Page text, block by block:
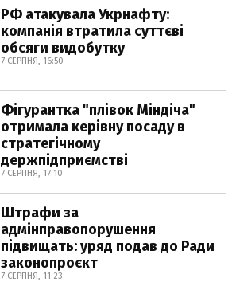
РФ атакувала Укрнафту:
компанія втратила суттєві
обсяги видобутку
7 СЕРПНЯ, 16:50
Фігурантка "плівок Міндіча"
отримала керівну посаду в
стратегічному
держпідприємстві
7 СЕРПНЯ, 17:10
Штрафи за
адмінправопорушення
підвищать: уряд подав до Ради
законопроєкт
7 СЕРПНЯ, 11:23